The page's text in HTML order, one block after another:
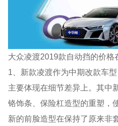
大众凌渡2019款自动挡的价格
1、新款凌渡作为中期改款车
主要体现在细节差异上。其中
铬饰条、保险杠造型的重塑，
新的前脸造型在保持了原来非